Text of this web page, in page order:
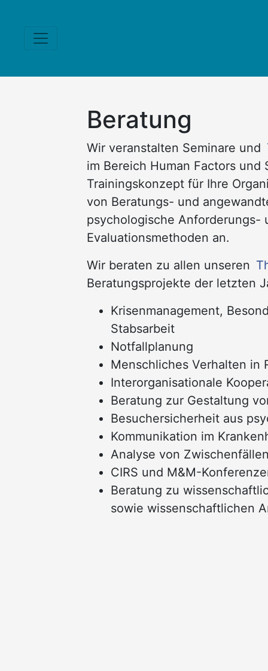
Beratung
Wir veranstalten Seminare und
im Bereich Human Factors
Trainingskonzept für Ihre
von Beratungs- und
psychologische Anforderungs-
Evaluationsmethoden an.
Wir beraten zu allen unseren
Beratungsprojekte der letzten
Krisenmanagement,
Stabsarbeit
Notfallplanung
Menschliches Verhalten in
Interorganisationale
Beratung zur Gestaltung
Besuchersicherheit aus
Kommunikation im
Analyse von
CIRS und M&M-
Beratung zu
sowie wissenschaftlichen